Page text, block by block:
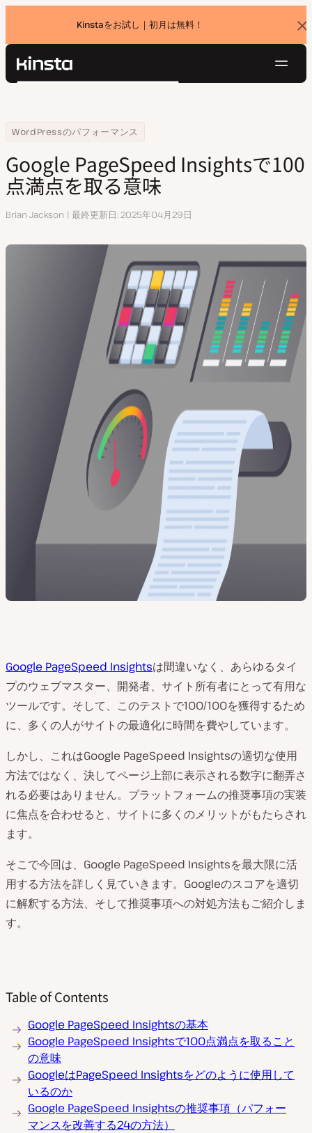
Kinstaをお試し｜初月は無料！
バ
ナ
Kinsta®
ョ
価格設定
お問い合わせ
検
Home
リソースセンター
WordPressのパフォーマンス
Google PageSpeed Insightsで100点満点を取る意味
Google PageSpeed Insightsで100
点満点を取る意味
執
Brian Jackson 最終更新日 2025年04月29日
Google PageSpeed Insightsは間違いなく、あらゆるタイ
プのウェブマスター、開発者、サイト所有者にとって有用な
ツールです。そして、このテストで100/100を獲得するため
に、多くの人がサイトの最適化に時間を費やしています。
しかし、これはGoogle PageSpeed Insightsの適切な使用
方法ではなく、決してページ上部に表示される数字に翻弄さ
れる必要はありません。プラットフォームの推奨事項の実装
に焦点を合わせると、サイトに多くのメリットがもたらされ
ます。
そこで今回は、Google PageSpeed Insightsを最大限に活
用する方法を詳しく見ていきます。Googleのスコアを適切
に解釈する方法、そして推奨事項への対処方法もご紹介しま
す。
Table of Contents
Google PageSpeed Insightsの基本
Google PageSpeed Insightsで100点満点を取ること
の意味
GoogleはPageSpeed Insightsをどのように使用して
いるのか
Google PageSpeed Insightsの推奨事項（パフォー
マンスを改善する24の方法）